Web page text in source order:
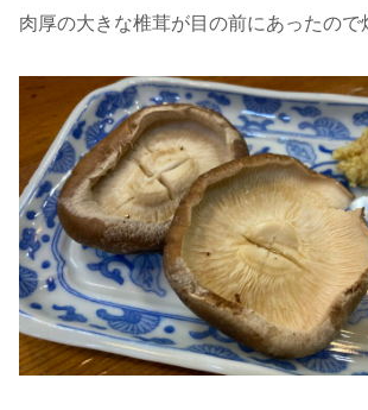
肉厚の大きな椎茸が目の前にあったので